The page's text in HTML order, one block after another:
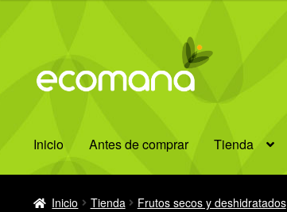
la
contenido
Inicio Antes de comprar Tienda
Inicio Tienda Frutos secos y deshidratados